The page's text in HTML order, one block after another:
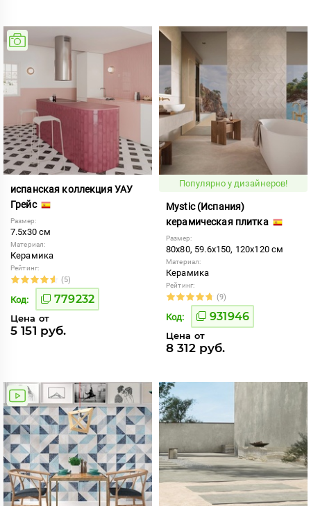
испанская коллекция УАУ
Грейс
Размер:
7.5x30 см
Материал:
Керамика
Рейтинг:
(5)
Код: 779232
Цена от
5 151 руб.
Популярно у дизайнеров!
Mystic (Испания)
керамическая плитка
Размер:
80x80, 59.6x150, 120x120 см
Материал:
Керамика
Рейтинг:
(9)
Код: 931946
Цена от
8 312 руб.